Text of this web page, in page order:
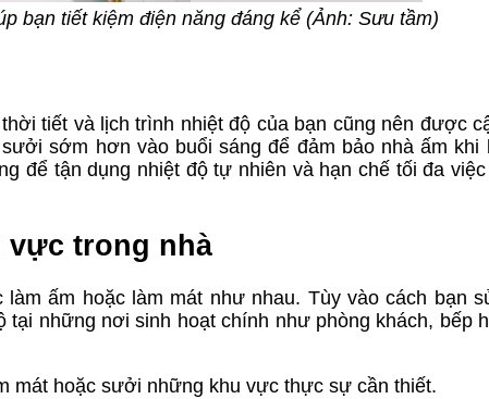
bạn tiết kiệm điện năng đáng kể (Ảnh: Sưu tầm)
tiết và lịch trình nhiệt độ của bạn cũng nên được
sớm hơn vào buổi sáng để đảm bảo nhà ấm khi
để tận dụng nhiệt độ tự nhiên và hạn chế tối đa
vực trong nhà
ấm hoặc làm mát như nhau. Tùy vào cách bạn
tại những nơi sinh hoạt chính như phòng khách, bếp
mát hoặc sưởi những khu vực thực sự cần thiết.